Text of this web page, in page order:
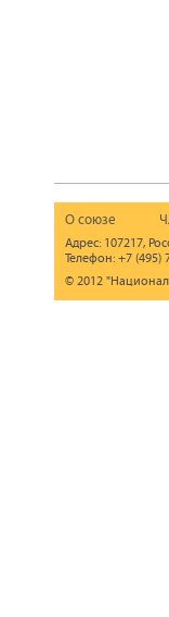
О союзе
Адрес: 107217,
Телефон: +7 (495)
© 2012